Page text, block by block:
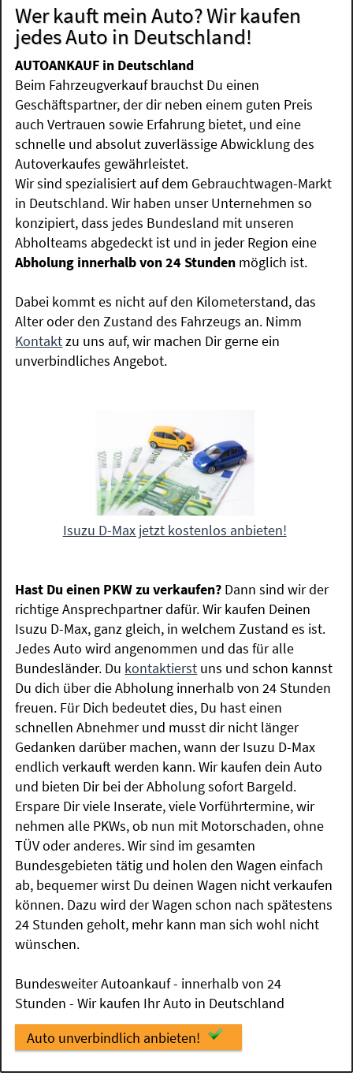
Wer kauft mein Auto? Wir kaufen
jedes Auto in Deutschland!
AUTOANKAUF in Deutschland
Beim Fahrzeugverkauf brauchst Du einen
Geschäftspartner, der dir neben einem guten Preis
auch Vertrauen sowie Erfahrung bietet, und eine
schnelle und absolut zuverlässige Abwicklung des
Autoverkaufes gewährleistet.
Wir sind spezialisiert auf dem Gebrauchtwagen-Markt
in Deutschland. Wir haben unser Unternehmen so
konzipiert, dass jedes Bundesland mit unseren
Abholteams abgedeckt ist und in jeder Region eine
Abholung innerhalb von 24 Stunden möglich ist.
Dabei kommt es nicht auf den Kilometerstand, das
Alter oder den Zustand des Fahrzeugs an. Nimm
Kontaktzu uns auf, wir machen Dir gerne ein
unverbindliches Angebot.
Isuzu D-Max jetzt kostenlos anbieten!
Hast Du einen PKW zu verkaufen? Dann sind wir der
richtige Ansprechpartner dafür. Wir kaufen Deinen
Isuzu D-Max, ganz gleich, in welchem Zustand es ist.
Jedes Auto wird angenommen und das für alle
Bundesländer. Du kontaktierst uns und schon kannst
Du dich über die Abholung innerhalb von 24 Stunden
freuen. Für Dich bedeutet dies, Du hast einen
schnellen Abnehmer und musst dir nicht länger
Gedanken darüber machen, wann der Isuzu D-Max
endlich verkauft werden kann. Wir kaufen dein Auto
und bieten Dir bei der Abholung sofort Bargeld.
Erspare Dir viele Inserate, viele Vorführtermine, wir
nehmen alle PKWs, ob nun mit Motorschaden, ohne
TÜV oder anderes. Wir sind im gesamten
Bundesgebieten tätig und holen den Wagen einfach
ab, bequemer wirst Du deinen Wagen nicht verkaufen
können. Dazu wird der Wagen schon nach spätestens
24 Stunden geholt, mehr kann man sich wohl nicht
wünschen.
Bundesweiter Autoankauf - innerhalb von 24
Stunden - Wir kaufen Ihr Auto in Deutschland
Auto unverbindlich anbieten!